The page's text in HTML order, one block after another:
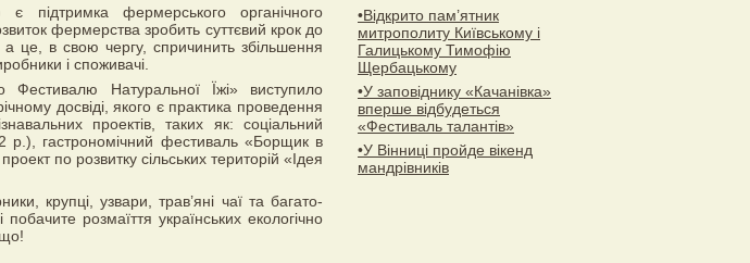
фермерського органічного
фермерства зробить суттєвий крок до
а це, в свою чергу, спричинить збільшення
і споживачі.
Фестивалю Натуральної Їжі» виступило
досвіді, якого є практика проведення
проектів, таких як: соціальний
гастрономічний фестиваль «Борщик в
по розвитку сільських територій «Ідея
крупці, узвари, трав’яні чаї та багато-
розмаїття українських екологічно
•Відкрито пам’ятник
митрополиту Київському і
Галицькому Тимофію
Щербацькому
•У заповіднику «Качанівка»
вперше відбудеться
«Фестиваль талантів»
•У Вінниці пройде вікенд
мандрівників